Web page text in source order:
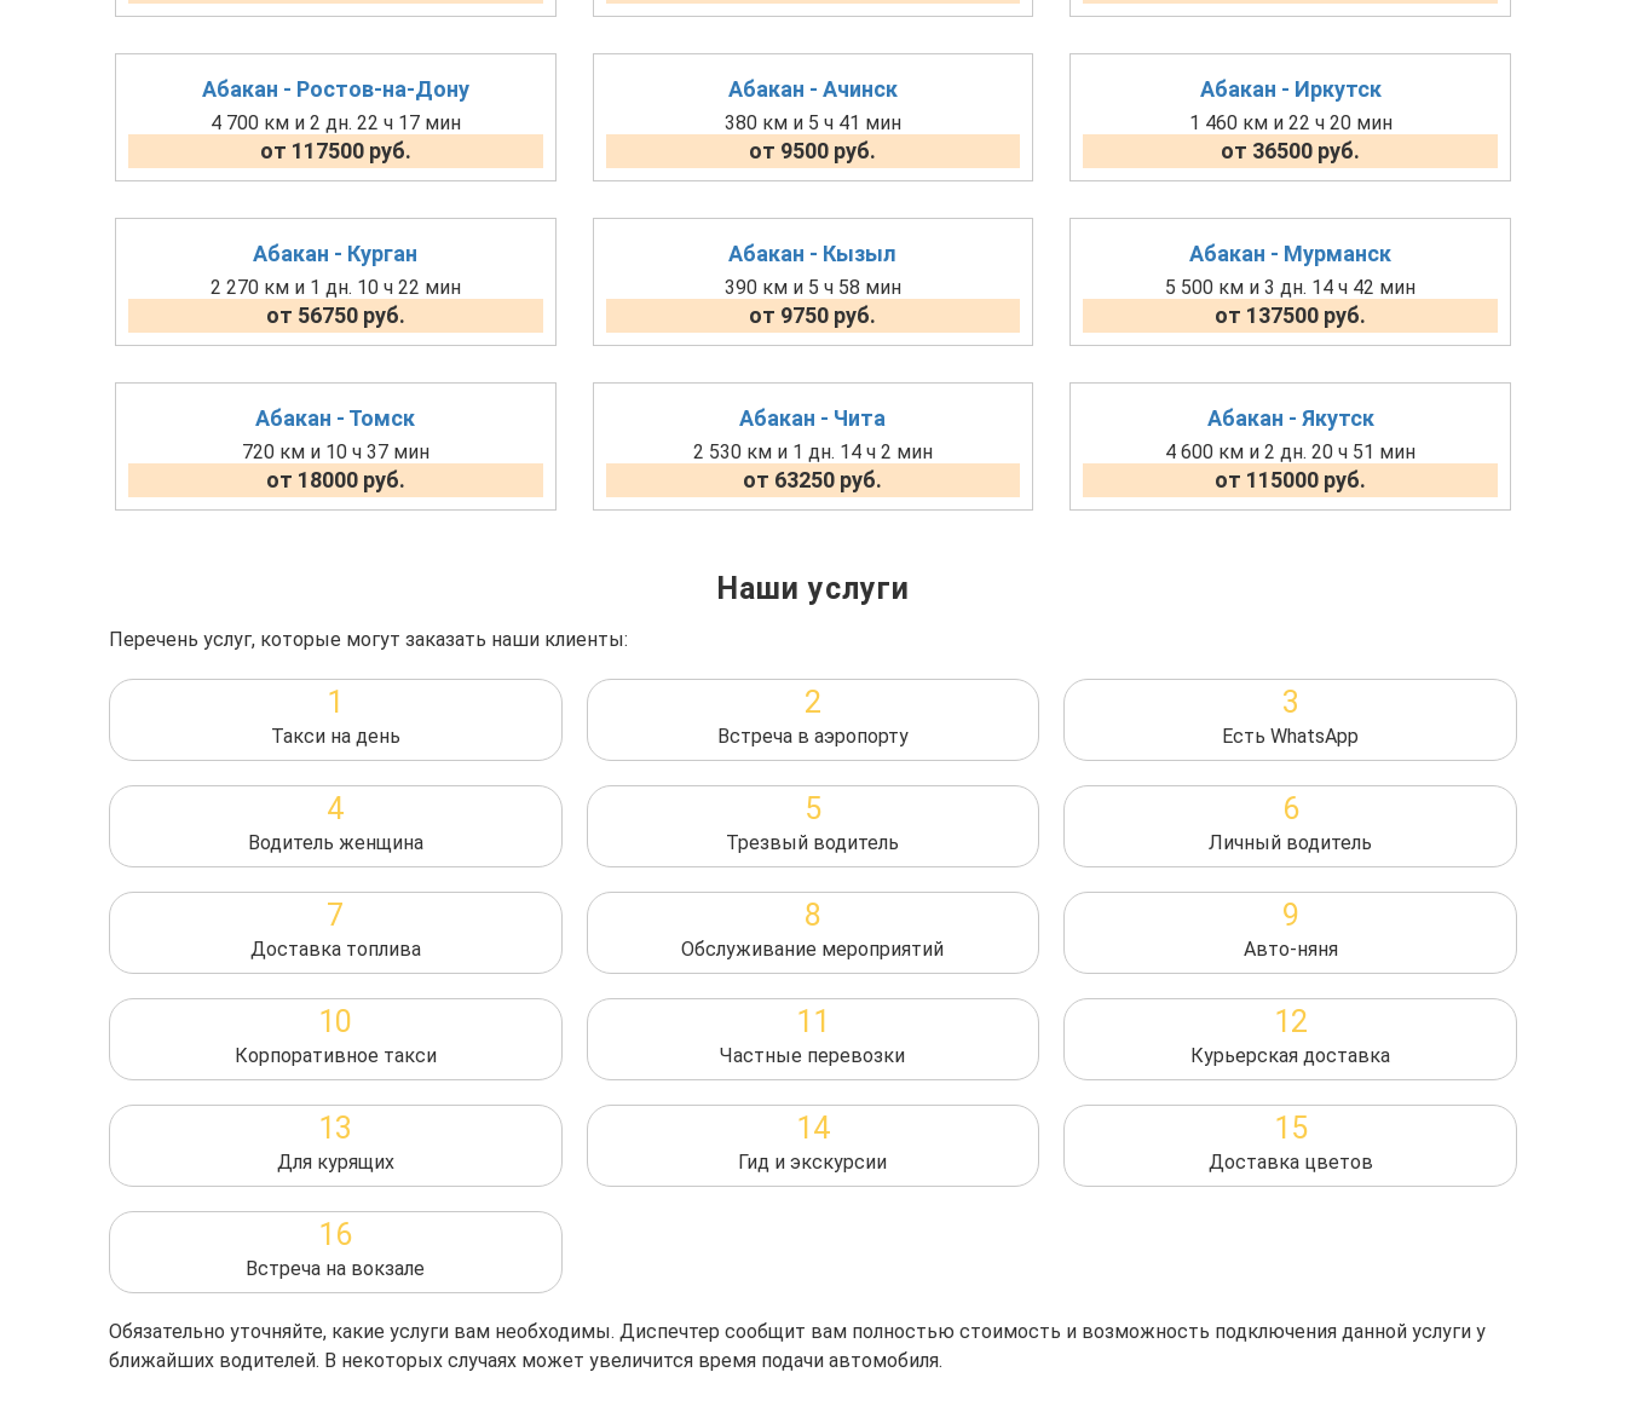
Абакан - Ростов-на-Дону
4 700 км и 2 дн. 22 ч 17 мин
от 117500 руб.
Абакан - Ачинск
380 км и 5 ч 41 мин
от 9500 руб.
Абакан - Иркутск
1 460 км и 22 ч 20 мин
от 36500 руб.
Абакан - Курган
2 270 км и 1 дн. 10 ч 22 мин
от 56750 руб.
Абакан - Кызыл
390 км и 5 ч 58 мин
от 9750 руб.
Абакан - Мурманск
5 500 км и 3 дн. 14 ч 42 мин
от 137500 руб.
Абакан - Томск
720 км и 10 ч 37 мин
от 18000 руб.
Абакан - Чита
2 530 км и 1 дн. 14 ч 2 мин
от 63250 руб.
Абакан - Якутск
4 600 км и 2 дн. 20 ч 51 мин
от 115000 руб.
Наши услуги
Перечень услуг, которые могут заказать наши клиенты:
1
Такси на день
2
Встреча в аэропорту
3
Есть WhatsApp
4
Водитель женщина
5
Трезвый водитель
6
Личный водитель
7
Доставка топлива
8
Обслуживание мероприятий
9
Авто-няня
10
Корпоративное такси
11
Частные перевозки
12
Курьерская доставка
13
Для курящих
14
Гид и экскурсии
15
Доставка цветов
16
Встреча на вокзале
Обязательно уточняйте, какие услуги вам необходимы. Диспечтер сообщит вам полностью стоимость и возможность подключения данной услуги у
ближайших водителей. В некоторых случаях может увеличится время подачи автомобиля.